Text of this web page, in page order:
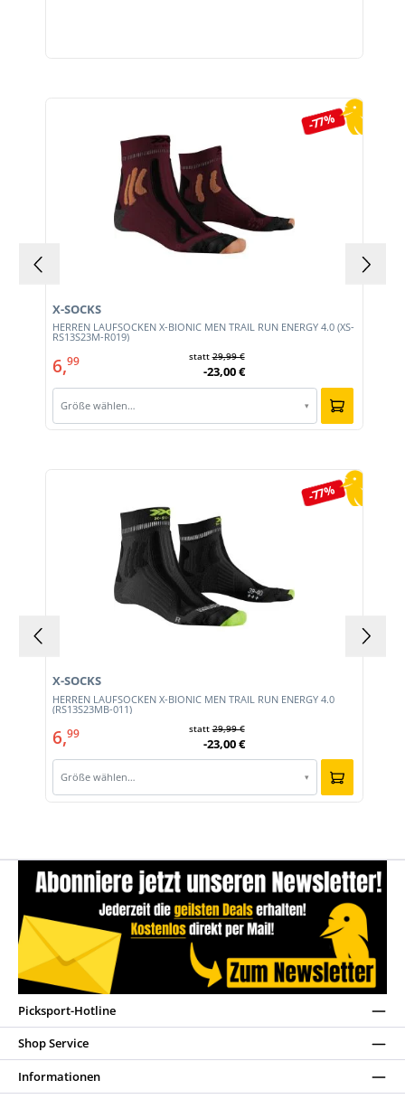
-77%
HERREN LAUFSOCKEN X-BIONIC MEN TRAIL RUN ENERGY 4.0 (XS-
RS13S23M-R019)
X-SOCKS
6,99 statt29,99 €
-23,00 €
Größe wählen… ▾
-77%
HERREN LAUFSOCKEN X-BIONIC MEN TRAIL RUN ENERGY 4.0
(RS13S23MB-011)
X-SOCKS
6,99 statt29,99 €
-23,00 €
Größe wählen… ▾
Picksport-Hotline
Shop Service
Informationen